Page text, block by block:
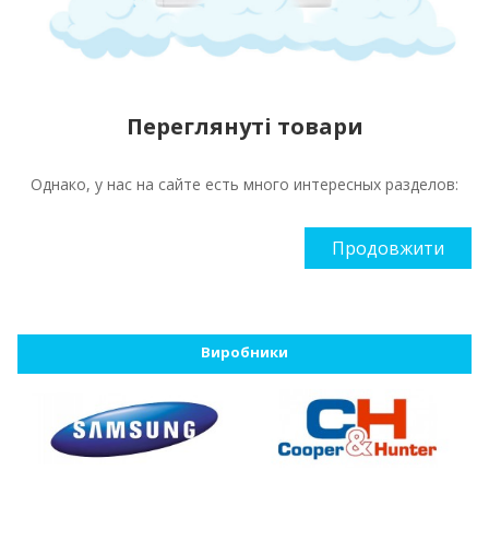
Переглянуті товари
Однако, у нас на сайте есть много интересных разделов:
Продовжити
Виробники